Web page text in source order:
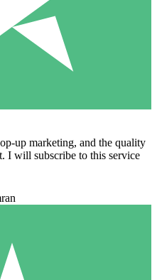
up marketing, and the quality
I will subscribe to this service